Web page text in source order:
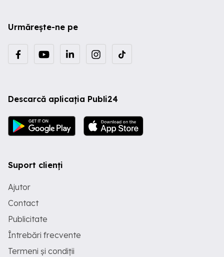
Urmărește-ne pe
Descarcă aplicația Publi24
Suport clienți
Ajutor
Contact
Publicitate
Întrebări frecvente
Termeni și condiții